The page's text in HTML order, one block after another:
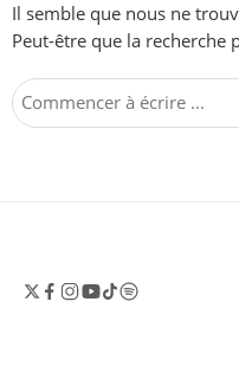
Il semble que nous ne
Peut-être que la recherche